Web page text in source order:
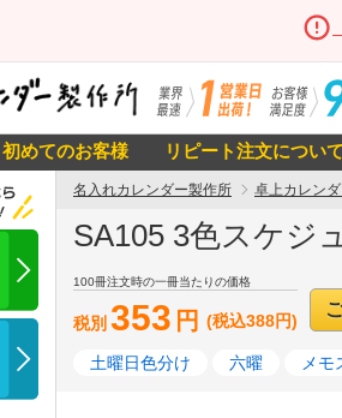
初めてのお客様 リピート注文につい
名入れカレンダー製作所 卓上カレン
SA105 3色スケジ
100冊注文時の一冊当たりの価格
税別353 円 (税込388円)
土曜日色分け 六曜 メ